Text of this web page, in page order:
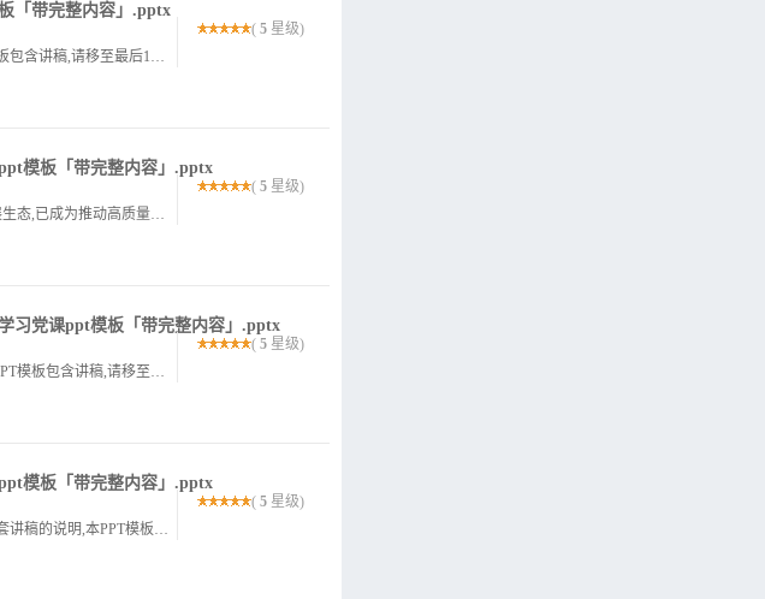
「带完整内容」.pptx
政府工作报告里的2025年金融风向标,2025全国两会精神学习专题课件,关于配套讲稿的说明,本PPT模板包含讲稿,请移至最后1页查阅,复制,前言PREFACE,近期,政府工作报告正式发布,提出了202.
( 5 星级)
模板「带完整内容」.pptx
汇报人,时间,2,两会热评破局,内卷式,竞争重在综合整治,当前,综合整治,内卷式,竞争,着力培育优质发展生态,已成为推动高质量发展亟待解决的一个重要课题,关于配套讲稿的说明,本PPT模板包含讲稿,请移.
( 5 星级)
习党课ppt模板「带完整内容」.pptx
高举旗帜谋发展勇担使命谱新篇,深入学习贯彻全国,两会,精神专题党课讲稿,关于配套讲稿的说明,本PPT模板包含讲稿,请移至最后1页查阅,复制,同志们,今天,我们围绕2025年全国,两会,精神,结合党的二.
( 5 星级)
模板「带完整内容」.pptx
2025年政府工作报告的13个民生好消息,报告对2025年经济社会发展和政府工作提出目标要求,关于配套讲稿的说明,本PPT模板包含讲稿,请移至最后1页查阅,复制,前言,3月5日,十四届全国人大三次会议.
( 5 星级)